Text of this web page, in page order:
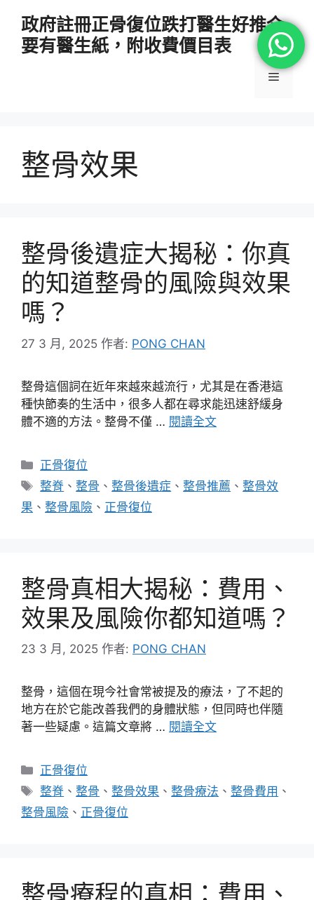
政府註冊正骨復位跌打醫生好推介
要有醫生紙，附收費價目表
選
整骨效果
整骨後遺症大揭秘：你真
的知道整骨的風險與效果
嗎？
27 3 月, 2025 作者: PONG CHAN
整骨這個詞在近年來越來越流行，尤其是在香港這
種快節奏的生活中，很多人都在尋求能迅速舒緩身
體不適的方法。整骨不僅 … 閱讀全文
分
類
正骨復位
標
籤
整脊 、整骨 、整骨後遺症 、整骨推薦 、整骨效
果 、 整骨風險 、 正骨復位
整骨真相大揭秘：費用、
效果及風險你都知道嗎？
23 3 月, 2025 作者: PONG CHAN
整骨，這個在現今社會常被提及的療法，了不起的
地方在於它能改善我們的身體狀態，但同時也伴隨
著一些疑慮。這篇文章將 … 閱讀全文
分
類
正骨復位
標
籤
整脊 、整骨 、整骨效果 、整骨療法 、整骨費用 、
整骨風險 、 正骨復位
整骨療程的真相：費用、